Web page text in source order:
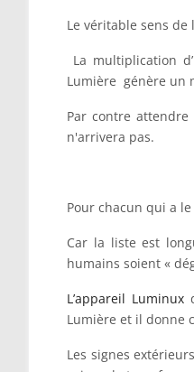
Le véritable sens
La multiplication
Lumière génère un
Par contre
n'arrivera pas.
Pour chacun qui a
Car la liste est
humains soient «
L’appareil Luminux
Lumière et il donne
Les signes